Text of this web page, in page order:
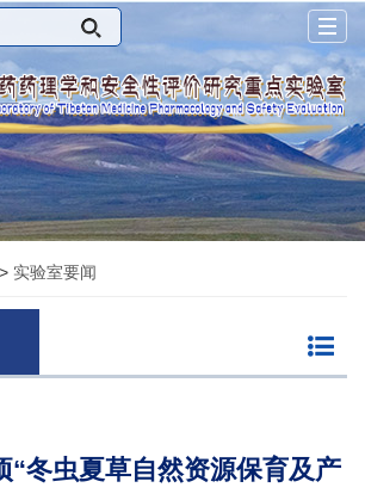
实验室要闻
“冬虫夏草自然资源保育及产